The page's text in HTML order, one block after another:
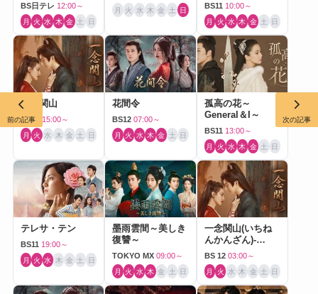
BS日テレ 12:00～
月 火 水 木 金 土 日
月 火 水 木 金 土 日 BS11 10:00～
月 火 水 木 金 土 日
一念関山
BS12 15:00～
月 火 水 木 金 土 日
花間令
BS12 07:00～
月 火 水 木 金 土 日
孤高の花～
General＆I～
BS11 13:00～
月 火 水 木 金 土 日
テレサ・テン
BS11 19:00～
月 火 水 木 金 土 日
墨雨雲間～美しき
復讐～
TOKYO MX 09:00～
月 火 水 木 金 土 日
一念関山(いちね
んかんざん)-
Journey to Love-
BS 12 03:00～
月 火 水 木 金 土 日
前の記事 次の記事